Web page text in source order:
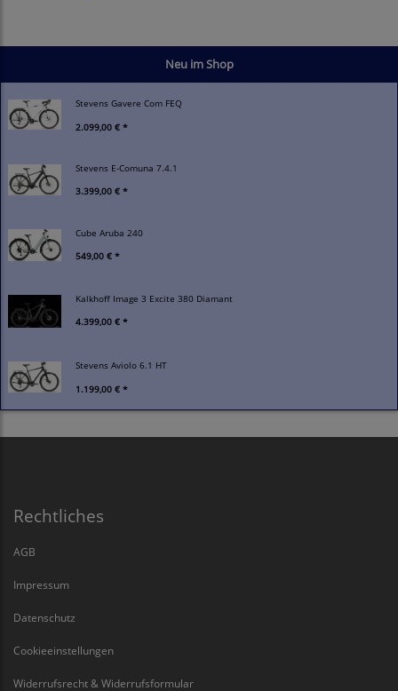
Neu im Shop
Stevens Gavere Com FEQ
2.099,00 € *
Stevens E-Comuna 7.4.1
3.399,00 € *
Cube Aruba 240
549,00 € *
Kalkhoff Image 3 Excite 380 Diamant
4.399,00 € *
Stevens Aviolo 6.1 HT
1.199,00 € *
Rechtliches
AGB
Impressum
Datenschutz
Cookieeinstellungen
Widerrufsrecht & Widerrufsformular